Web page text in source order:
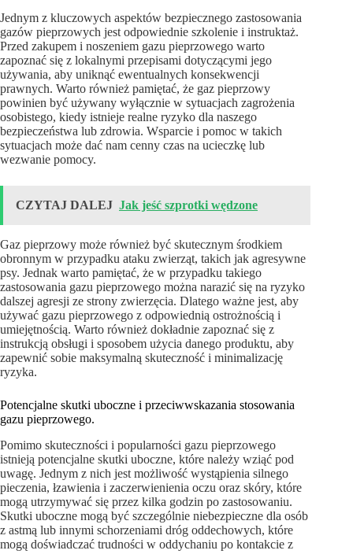
Jednym z kluczowych aspektów bezpiecznego zastosowania
gazów pieprzowych jest odpowiednie szkolenie i instruktaż.
Przed zakupem i noszeniem gazu pieprzowego warto
zapoznać się z lokalnymi przepisami dotyczącymi jego
używania, aby uniknąć ewentualnych konsekwencji
prawnych. Warto również pamiętać, że gaz pieprzowy
powinien być używany wyłącznie w sytuacjach zagrożenia
osobistego, kiedy istnieje realne ryzyko dla naszego
bezpieczeństwa lub zdrowia. Wsparcie i pomoc w takich
sytuacjach może dać nam cenny czas na ucieczkę lub
wezwanie pomocy.
CZYTAJ DALEJ Jak jeść szprotki wędzone
Gaz pieprzowy może również być skutecznym środkiem
obronnym w przypadku ataku zwierząt, takich jak agresywne
psy. Jednak warto pamiętać, że w przypadku takiego
zastosowania gazu pieprzowego można narazić się na ryzyko
dalszej agresji ze strony zwierzęcia. Dlatego ważne jest, aby
używać gazu pieprzowego z odpowiednią ostrożnością i
umiejętnością. Warto również dokładnie zapoznać się z
instrukcją obsługi i sposobem użycia danego produktu, aby
zapewnić sobie maksymalną skuteczność i minimalizację
ryzyka.
Potencjalne skutki uboczne i przeciwwskazania stosowania
gazu pieprzowego.
Pomimo skuteczności i popularności gazu pieprzowego
istnieją potencjalne skutki uboczne, które należy wziąć pod
uwagę. Jednym z nich jest możliwość wystąpienia silnego
pieczenia, łzawienia i zaczerwienienia oczu oraz skóry, które
mogą utrzymywać się przez kilka godzin po zastosowaniu.
Skutki uboczne mogą być szczególnie niebezpieczne dla osób
z astmą lub innymi schorzeniami dróg oddechowych, które
mogą doświadczać trudności w oddychaniu po kontakcie z